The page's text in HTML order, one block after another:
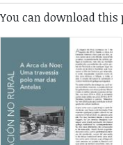
You can download